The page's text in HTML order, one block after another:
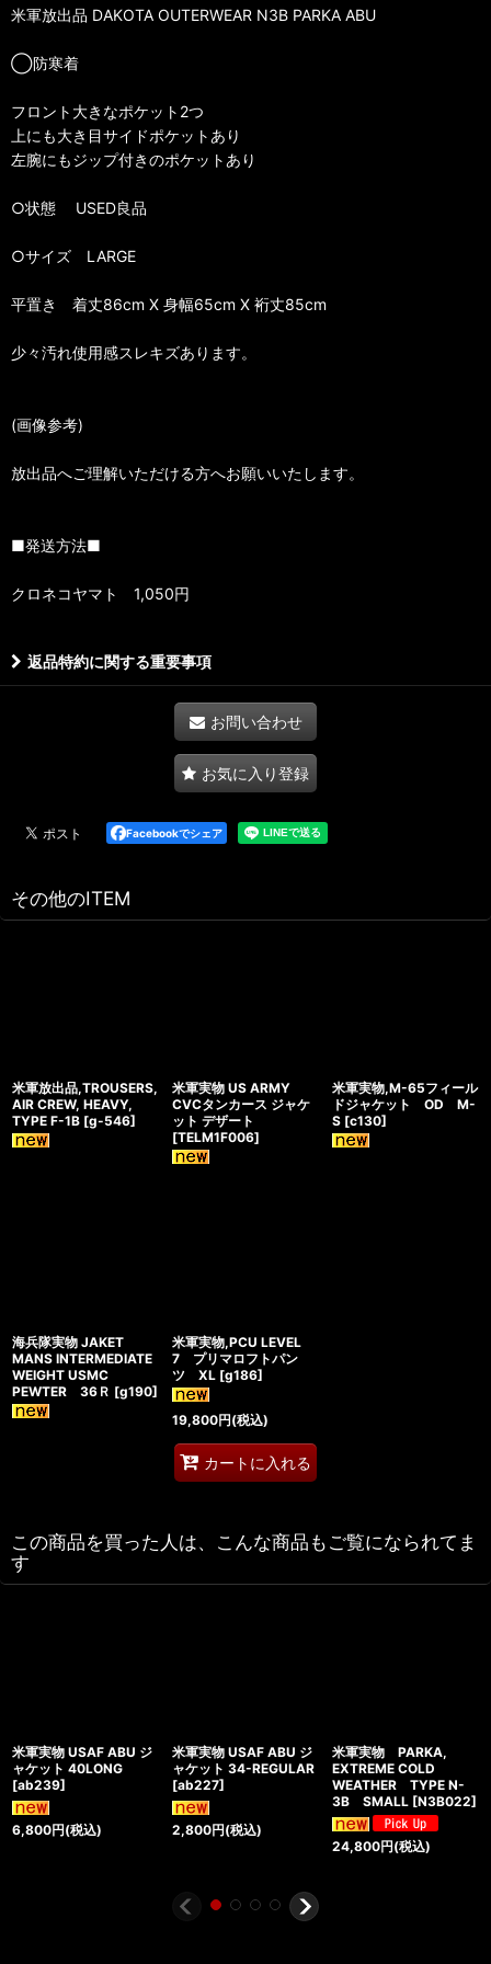
米軍放出品 DAKOTA OUTERWEAR N3B PARKA ABU
◯防寒着
フロント大きなポケット2つ
上にも大き目サイドポケットあり
左腕にもジップ付きのポケットあり
○状態 USED良品
○サイズ LARGE
平置き 着丈86cm X 身幅65cm X 裄丈85cm
少々汚れ使用感スレキズあります。
(画像参考)
放出品へご理解いただける方へお願いいたします。
■発送方法■
クロネコヤマト 1,050円
返品特約に関する重要事項
お問い合わせ
お気に入り登録
Facebookでシェア
その他のITEM
米軍放出品,TROUSERS,
AIR CREW, HEAVY,
TYPE F-1B [g-546]
米軍実物 US ARMY
CVCタンカース ジャケ
ット デザート
[TELM1F006]
米軍実物,M-65フィール
ドジャケット OD M-
S [c130]
海兵隊実物 JAKET
MANS INTERMEDIATE
WEIGHT USMC
PEWTER 36Ｒ [g190]
米軍実物,PCU LEVEL
7 プリマロフトパン
ツ XL [g186]
19,800円(税込)
カートに入れる
この商品を買った人は、こんな商品もご覧になられてま
す
米軍実物 USAF ABU ジ
ャケット 40LONG
[ab239]
6,800円(税込)
米軍実物 USAF ABU ジ
ャケット 34-REGULAR
[ab227]
2,800円(税込)
米軍実物 PARKA,
EXTREME COLD
WEATHER TYPE N-
3B SMALL [N3B022]
24,800円(税込)